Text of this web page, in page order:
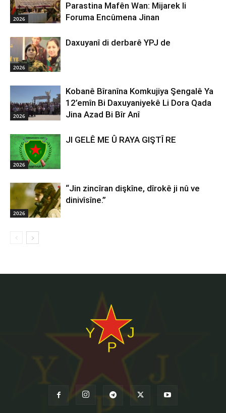
2026
Parastina Mafên Wan: Mijarek li
Foruma Encûmena Jinan
2026
Daxuyanî di derbarê YPJ de
2026
Kobanê Bîranîna Komkujiya Şengalê Ya
12’emîn Bi Daxuyaniyekê Li Dora Qada
Jina Azad Bi Bîr Anî
2026
JI GELÊ ME Û RAYA GIŞTÎ RE
2026
“Jin zincîran dişkîne, dîrokê ji nû ve
dinivîsîne.”